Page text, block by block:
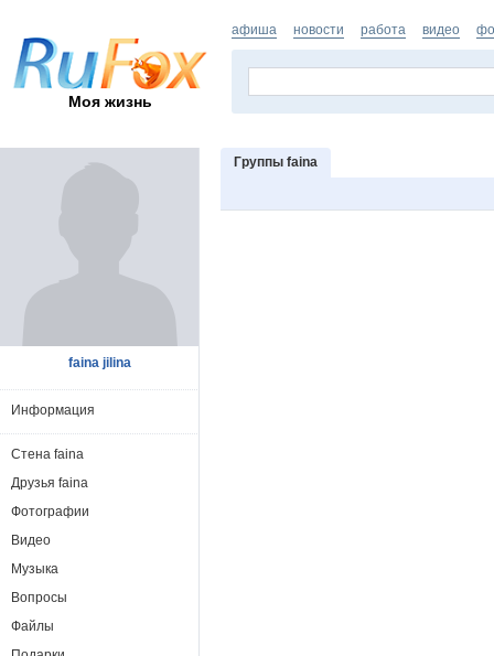
Моя жизнь
афиша новости работа видео
Группы faina
faina jilina
Информация
Стена faina
Друзья faina
Фотографии
Видео
Музыка
Вопросы
Файлы